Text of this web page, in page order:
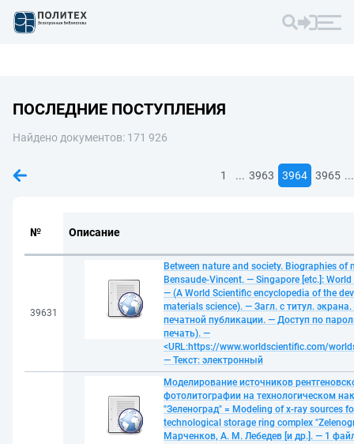
ПОСЛЕДНИЕ ПОСТУПЛЕНИЯ
Найдено документов: 171 926
1 ... 3963 3964 3965 ...
№ Описание
39631
Between nature and society. Biographies of
Bensaude-Vincent. — Singapore [etc.]:
— (A World Scientific encyclopedia of the
materials science). — Загл. с титул.
печатной публикации. — Доступ по
печать). —
<URL:https://www.worldscientific.com/
— Текст: электронный
Моделирование источников
фотолитографии на технологическом
"Зеленоград" = Modeling of x-ray sources
technological storage ring complex
Марченков, А. М. Лебедев [и др.]. — 1